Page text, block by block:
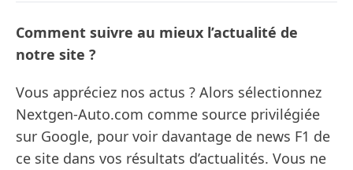
Comment suivre au mieux l’actualité de
notre site ?
Vous appréciez nos actus ? Alors sélectionnez
Nextgen-Auto.com comme source privilégiée
sur Google, pour voir davantage de news F1 de
ce site dans vos résultats d’actualités. Vous ne